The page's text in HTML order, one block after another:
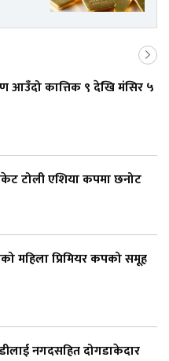
आउँदो कात्तिक ९ देखि मंसिर ५
टोली एशिया कपमा छनोट
महिला प्रिमियर कपको समूह
नगदसहित दोगडाकेदार